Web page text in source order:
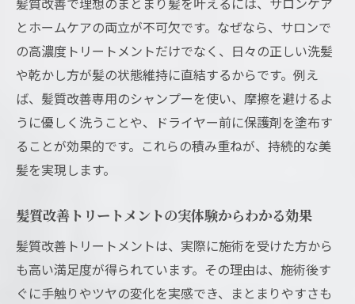
とホームケアの両立が不可欠です。なぜなら、サロンで
の高濃度トリートメントだけでなく、日々の正しい洗髪
や乾かし方が髪の状態維持に直結するからです。例え
ば、髪質改善専用のシャンプーを使い、摩擦を避けるよ
うに優しく洗うことや、ドライヤー前に保護剤を塗布す
ることが効果的です。これらの積み重ねが、持続的な美
髪を実現します。
髪質改善トリートメントの実体験からわかる効果
髪質改善トリートメントは、実際に施術を受けた方から
も高い満足度が得られています。その理由は、施術後す
ぐに手触りやツヤの変化を実感でき、まとまりやすさも